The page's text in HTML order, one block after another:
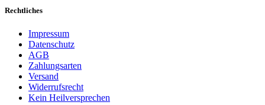
Rechtliches
Impressum
Datenschutz
AGB
Zahlungsarten
Versand
Widerrufsrecht
Kein Heilversprechen